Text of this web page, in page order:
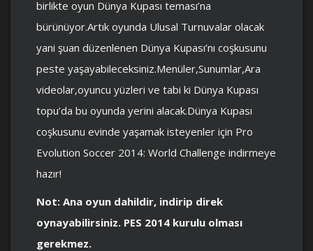
birlikte oyun Dünya Kupası teması’na
bürünüyor.Artık oyunda Ulusal Turnuvalar olacak
yani şuan düzenlenen Dünya Kupası’nı coşkusunu
peste yaşayabileceksiniz.Menüler,Sunumlar,Ara
videolar,oyuncu yüzleri ve tabi ki Dünya Kupası
topu’da bu oyunda yerini alacak.Dünya Kupası
coşkusunu evinde yaşamak isteyenler için Pro
Evolution Soccer 2014: World Challenge indirmeye
hazır!
Not: Ana oyun dahildir, indirip direk
oynayabilirsiniz. PES 2014 kurulu olması
gerekmez.